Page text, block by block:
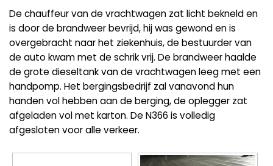
De chauffeur van de vrachtwagen zat licht bekneld en
is door de brandweer bevrijd, hij was gewond en is
overgebracht naar het ziekenhuis, de bestuurder van
de auto kwam met de schrik vrij. De brandweer haalde
de grote dieseltank van de vrachtwagen leeg met een
handpomp. Het bergingsbedrijf zal vanavond hun
handen vol hebben aan de berging, de oplegger zat
afgeladen vol met karton. De N366 is volledig
afgesloten voor alle verkeer.